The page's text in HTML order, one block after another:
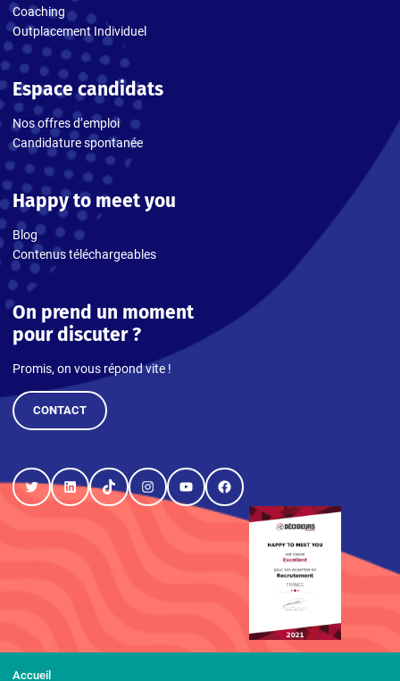
Coaching
Outplacement Individuel
Espace candidats
Nos offres d’emploi
Candidature spontanée
Happy to meet you
Blog
Contenus téléchargeables
On prend un moment
pour discuter ?
Promis, on vous répond vite !
CONTACT
TwitterLinkedInTikTokInstagram
YouTubeFacebook
Accueil